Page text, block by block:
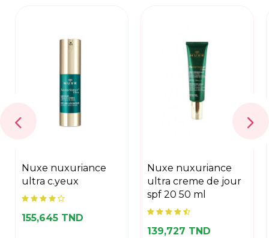
nuxe nuxuriance
ultra c.yeux
155,645 TND
nuxe nuxuriance
ultra creme de jour
spf 20 50 ml
139,727 TND